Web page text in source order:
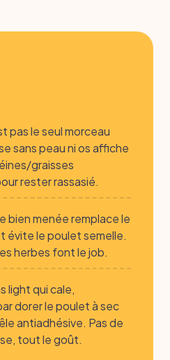
pas le seul morceau
sans peau ni os affiche
graisses
rester rassasié.
bien menée remplace le
évite le poulet semelle.
herbes font le job.
light qui cale,
dorer le poulet à sec
antiadhésive. Pas de
tout le goût.